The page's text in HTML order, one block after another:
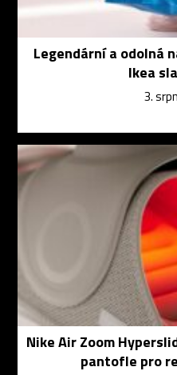
Legendární a odolná
Ikea
3.
Nike Air Zoom
pantofle pro